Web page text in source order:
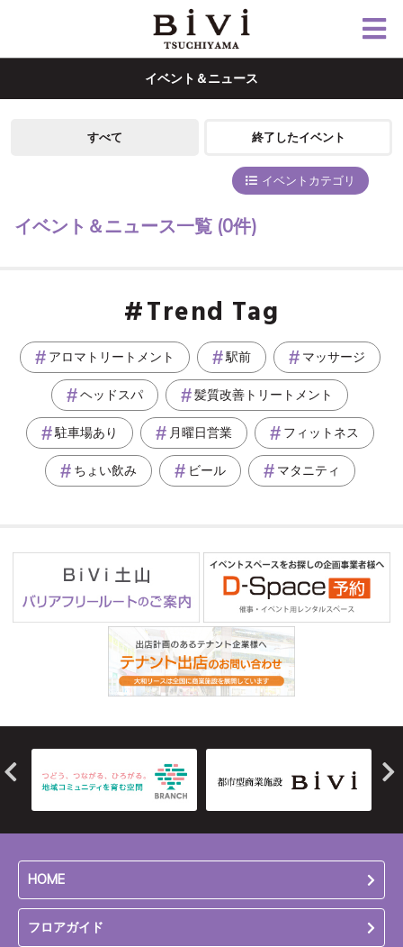
イベント＆ニュース
すべて 終了したイベント
イベントカテゴリ
イベント＆ニュース一覧 (0件)
Trend Tag
アロマトリートメント 駅前 マッサージ
ヘッドスパ 髪質改善トリートメント
駐車場あり 月曜日営業 フィットネス
ちょい飲み ビール マタニティ
HOME
フロアガイド